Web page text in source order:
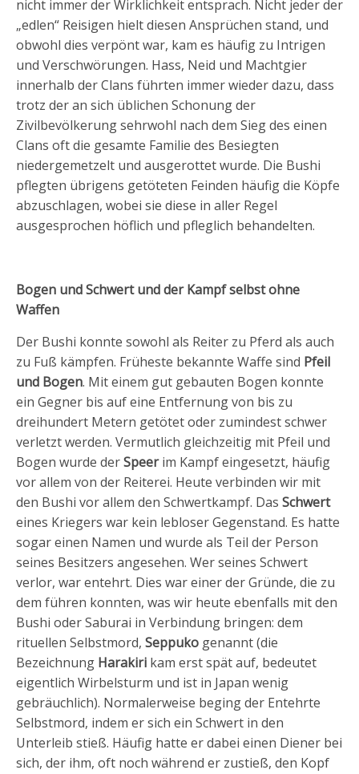
nicht immer der Wirklichkeit entsprach. Nicht jeder der
„edlen“ Reisigen hielt diesen Ansprüchen stand, und
obwohl dies verpönt war, kam es häufig zu Intrigen
und Verschwörungen. Hass, Neid und Machtgier
innerhalb der Clans führten immer wieder dazu, dass
trotz der an sich üblichen Schonung der
Zivilbevölkerung sehrwohl nach dem Sieg des einen
Clans oft die gesamte Familie des Besiegten
niedergemetzelt und ausgerottet wurde. Die Bushi
pflegten übrigens getöteten Feinden häufig die Köpfe
abzuschlagen, wobei sie diese in aller Regel
ausgesprochen höflich und pfleglich behandelten.
Bogen und Schwert und der Kampf selbst ohne
Waffen
Der Bushi konnte sowohl als Reiter zu Pferd als auch
zu Fuß kämpfen. Früheste bekannte Waffe sind Pfeil
und Bogen. Mit einem gut gebauten Bogen konnte
ein Gegner bis auf eine Entfernung von bis zu
dreihundert Metern getötet oder zumindest schwer
verletzt werden. Vermutlich gleichzeitig mit Pfeil und
Bogen wurde derSpeerim Kampf eingesetzt, häufig
vor allem von der Reiterei. Heute verbinden wir mit
den Bushi vor allem den Schwertkampf. Das Schwert
eines Kriegers war kein lebloser Gegenstand. Es hatte
sogar einen Namen und wurde als Teil der Person
seines Besitzers angesehen. Wer seines Schwert
verlor, war entehrt. Dies war einer der Gründe, die zu
dem führen konnten, was wir heute ebenfalls mit den
Bushi oder Saburai in Verbindung bringen: dem
rituellen Selbstmord, Seppuko genannt (die
Bezeichnung Harakiri kam erst spät auf, bedeutet
eigentlich Wirbelsturm und ist in Japan wenig
gebräuchlich). Normalerweise beging der Entehrte
Selbstmord, indem er sich ein Schwert in den
Unterleib stieß. Häufig hatte er dabei einen Diener bei
sich, der ihm, oft noch während er zustieß, den Kopf